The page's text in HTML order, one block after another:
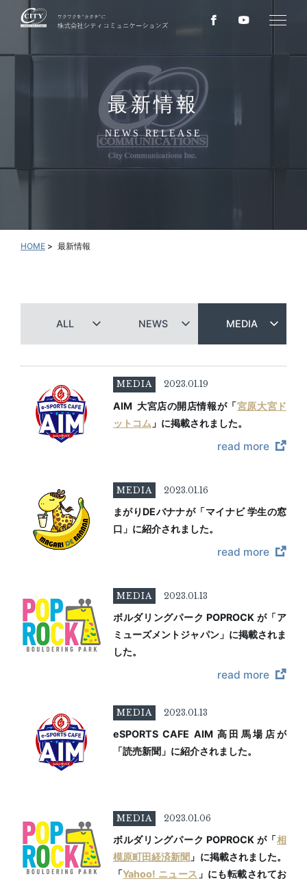
最新情報
NEWS RELEASE
HOME 最新情報
ALL NEWS MEDIA
MEDIA 2023.01.19
AIM 大宮店の開店情報が「宮原大宮ド
ットコム 」に掲載されました。
read more
MEDIA 2023.01.16
まがりDEバナナが「マイナビ 学生の窓
口」に紹介されました。
read more
MEDIA 2023.01.13
ボルダリングパーク POPROCK が「ア
ミューズメントジャパン」に掲載されま
した。
read more
MEDIA 2023.01.13
eSPORTS CAFE AIM 高田馬場店が
「読売新聞」に紹介されました。
MEDIA 2023.01.06
ボルダリングパーク POPROCK が「相
模原町田経済新聞 」に掲載されました。
「Yahoo! ニュース 」にも転載されてお